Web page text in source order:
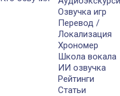
Озвучка игр
Перевод /
Локализация
Хрономер
Школа вокала
ИИ озвучка
Рейтинги
Статьи